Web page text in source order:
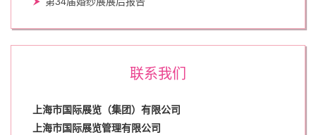
联系我们
上海市国际展览（集团）有限公司
上海市国际展览管理有限公司